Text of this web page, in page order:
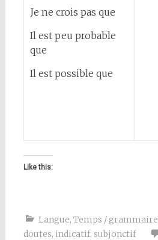
Je ne crois pas que
Il est peu probable
que
Il est possible que
Like this:
Langue, Temps / grammaire
doutes, indicatif, subjonctif